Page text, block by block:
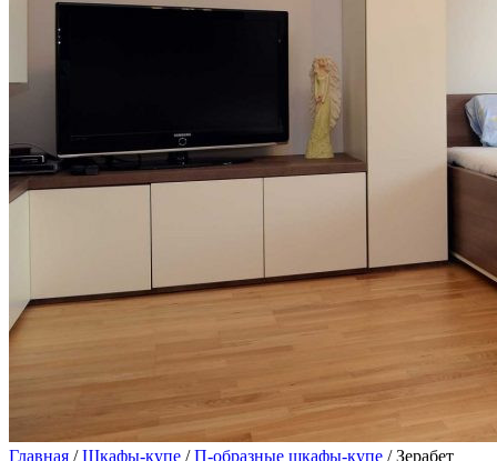
Главная /Шкафы-купе /П-образные шкафы-купе / Зерабет